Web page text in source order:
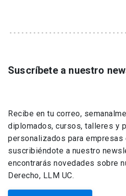
Suscríbete a nuestro
Recibe en tu correo,
diplomados, cursos, talleres y
personalizados para
suscribiéndote a nuestro
encontrarás novedades sobre
Derecho, LLM UC.